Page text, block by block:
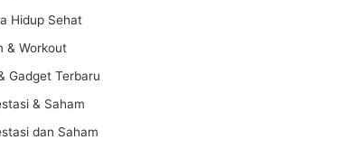
Hidup Sehat
& Workout
Gadget Terbaru
& Saham
dan Saham